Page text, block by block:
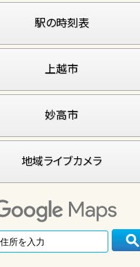
駅の時刻表
上越市
妙高市
地域ライブカメラ